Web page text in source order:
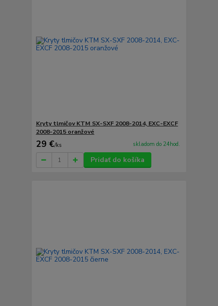
Kryty tlmičov KTM SX-SXF 2008-2014, EXC-EXCF
2008-2015 oranžové
29 €/ks skladom do 24hod.
Pridať do košíka